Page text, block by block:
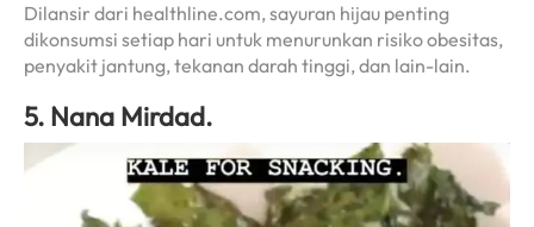
Dilansir dari healthline.com, sayuran hijau penting
dikonsumsi setiap hari untuk menurunkan risiko obesitas,
penyakit jantung, tekanan darah tinggi, dan lain-lain.
5. Nana Mirdad.